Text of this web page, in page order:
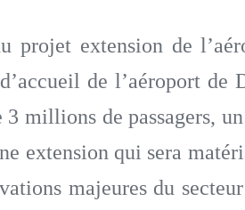
projet extension de
de l’aéroport
millions de passagers,
extension qui sera
majeures du